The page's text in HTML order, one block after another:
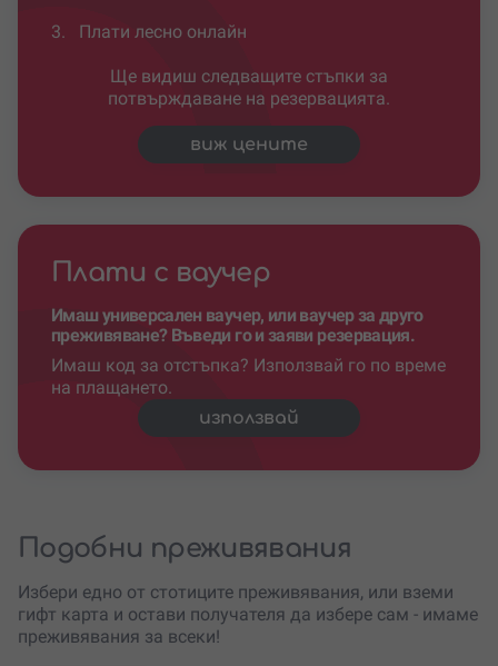
3. Плати лесно онлайн
Ще видиш следващите стъпки за
потвърждаване на резервацията.
виж цените
Плати с ваучер
Имаш универсален ваучер, или ваучер за друго
преживяване? Въведи го и заяви резервация.
Имаш код за отстъпка? Използвай го по време
на плащането.
използвай
Подобни преживявания
Избери едно от стотиците преживявания, или вземи
гифт карта и остави получателя да избере сам - имаме
преживявания за всеки!